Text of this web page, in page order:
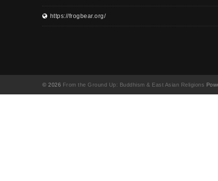
https://frogbear.org/
© 2026 From the Ground Up: Buddhism & East Asian Religions